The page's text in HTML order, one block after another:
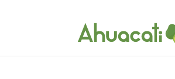
Ahuacati
O melhor da Internet em um só lugar